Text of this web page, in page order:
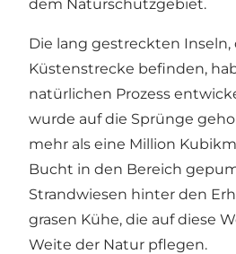
dem Naturschutzgebiet.
Die lang gestreckten Inseln,
Küstenstrecke befinden,
natürlichen Prozess
wurde auf die Sprünge
mehr als eine Million
Bucht in den Bereich
Strandwiesen hinter den
grasen Kühe, die auf diese
Weite der Natur pflegen.